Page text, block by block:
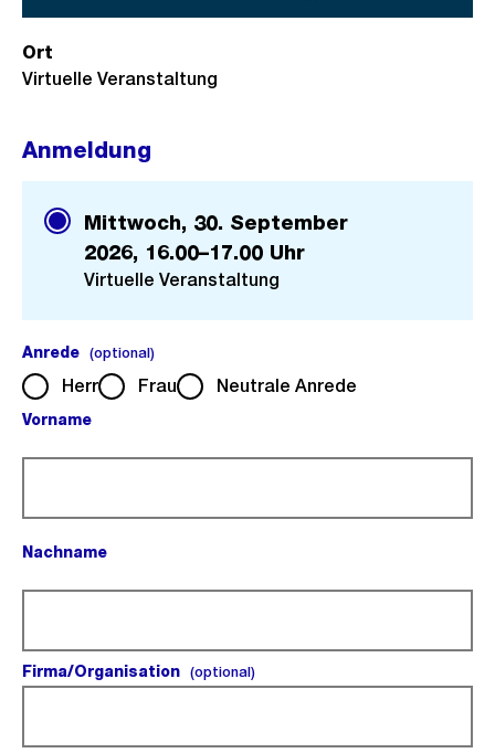
Ort
Virtuelle Veranstaltung
Anmeldung
Mittwoch, 30. September
2026, 16.00–17.00 Uhr
Virtuelle Veranstaltung
Anrede (optional)(optional).
Herr Frau Neutrale Anrede
Vorname
Nachname
Firma/Organisation (optional)(optional).